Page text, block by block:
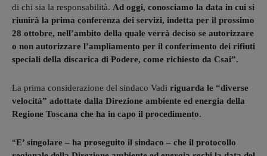
di chi sia la responsabilità. Ad oggi, conosciamo la data in cui si
riunirà la prima conferenza dei servizi, indetta per il prossimo
28 ottobre, nell’ambito della quale verrà deciso se autorizzare
o non autorizzare l’ampliamento per il conferimento dei rifiuti
speciali della discarica di Podere, come richiesto da Csai”.
La prima considerazione del sindaco Vadi riguarda le “diverse
velocità” adottate dalla Direzione ambiente ed energia della
Regione Toscana che ha in capo il procedimento.
“E’ singolare – ha proseguito il sindaco – che il protocollo